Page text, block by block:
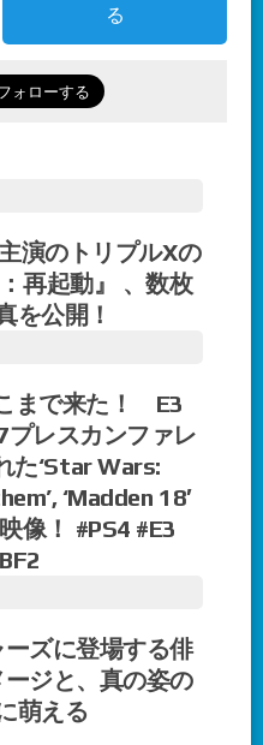
る
演のトリプルXの
再起動』 、数枚
を公開！
まで来た！ E3
レスカンファレ
た‘Star Wars:
‘Madden 18′
像！ #PS4 #E3
ーズに登場する俳
ジと、真の姿の
萌える